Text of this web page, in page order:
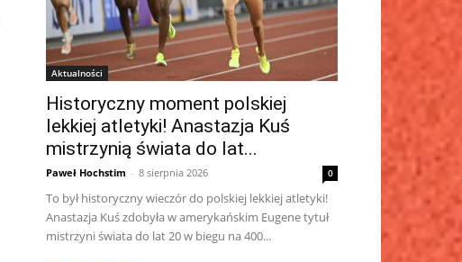
Aktualności
Historyczny moment polskiej
lekkiej atletyki! Anastazja Kuś
mistrzynią świata do lat...
Paweł Hochstim - 8 sierpnia 2026 0
To był historyczny wieczór do polskiej lekkiej atletyki!
Anastazja Kuś zdobyła w amerykańskim Eugene tytuł
mistrzyni świata do lat 20 w biegu na 400...